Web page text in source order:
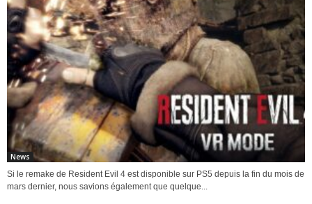
News
Si le remake de Resident Evil 4 est disponible sur PS5 depuis la fin du mois de
mars dernier, nous savions également que quelque...